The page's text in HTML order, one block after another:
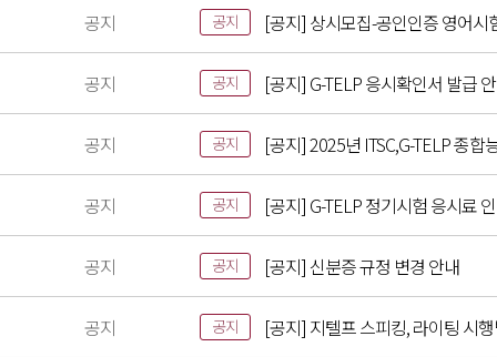
공지 공지 [공지] 상시모집-공인인증 영어시
공지 공지 [공지] G-TELP 응시확인서 발급
공지 공지 [공지] 2025년 ITSC,G-TELP 종합
공지 공지 [공지] G-TELP 정기시험 응시료
공지 공지 [공지] 신분증 규정 변경 안내
공지 공지 [공지] 지텔프 스피킹, 라이팅 시